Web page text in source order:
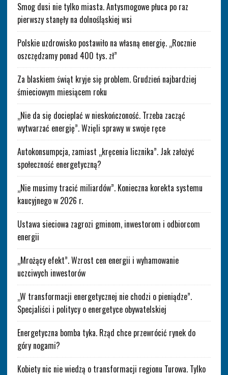
Smog dusi nie tylko miasta. Antysmogowe płuca po raz
pierwszy stanęły na dolnośląskiej wsi
Polskie uzdrowisko postawiło na własną energię. „Rocznie
oszczędzamy ponad 400 tys. zł”
Za blaskiem świąt kryje się problem. Grudzień najbardziej
śmieciowym miesiącem roku
„Nie da się docieplać w nieskończoność. Trzeba zacząć
wytwarzać energię”. Wzięli sprawy w swoje ręce
Autokonsumpcja, zamiast „kręcenia licznika”. Jak założyć
społeczność energetyczną?
„Nie musimy tracić miliardów”. Konieczna korekta systemu
kaucyjnego w 2026 r.
Ustawa sieciowa zagrozi gminom, inwestorom i odbiorcom
energii
„Mrożący efekt”. Wzrost cen energii i wyhamowanie
uczciwych inwestorów
„W transformacji energetycznej nie chodzi o pieniądze”.
Specjaliści i politycy o energetyce obywatelskiej
Energetyczna bomba tyka. Rząd chce przewrócić rynek do
góry nogami?
Kobiety nic nie wiedzą o transformacji regionu Turowa. Tylko